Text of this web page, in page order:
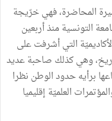
المحاضرة، فهي خرّيجة
التونسية منذ أربعين
التي أشرفت على
وهي كذلك صاحبة عديد
برأيه حدود الوطن نظرا
العلميّة إقليميا